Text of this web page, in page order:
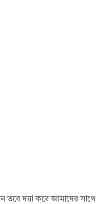
তবে দয়া করে আমাদের সাথে